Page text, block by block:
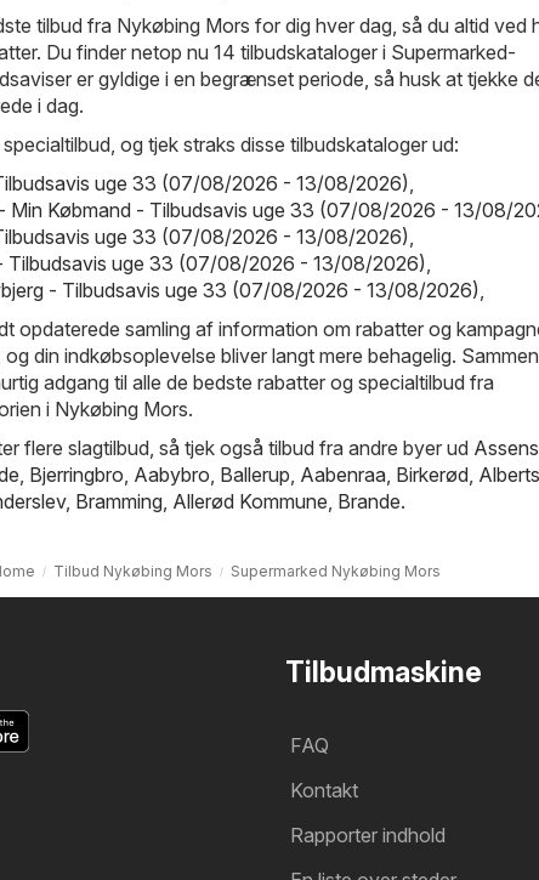
tilbud fra Nykøbing Mors for dig hver dag, så du altid ved
Du finder netop nu 14 tilbudskataloger i Supermarked-
er gyldige i en begrænset periode, så husk at tjekke
i dag.
og tjek straks disse tilbudskataloger ud:
uge 33 (07/08/2026 - 13/08/2026)
Min Købmand - Tilbudsavis uge 33 (07/08/2026 - 13/08/
uge 33 (07/08/2026 - 13/08/2026)
Tilbudsavis uge 33 (07/08/2026 - 13/08/2026)
- Tilbudsavis uge 33 (07/08/2026 - 13/08/2026)
opdaterede samling af information om rabatter og
din indkøbsoplevelse bliver langt mere behagelig.
adgang til alle de bedste rabatter og specialtilbud fra
i Nykøbing Mors.
flere slagtilbud, så tjek også tilbud fra andre byer ud Assens
Bjerringbro Aabybro Ballerup Aabenraa Birkerød
, Bramming Allerød Kommune Brande.
Tilbud Nykøbing Mors Supermarked Nykøbing Mors
Tilbudmaskine
FAQ
Kontakt
Rapporter indhold